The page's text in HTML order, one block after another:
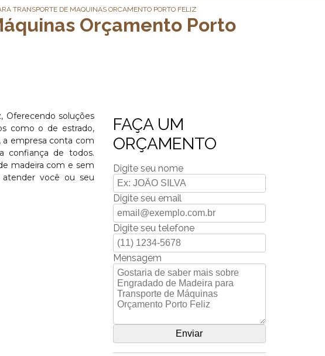
TRANSPORTE DE MAQUINAS ORCAMENTO PORTO FELIZ
Orçamento Porto
Oferecendo soluções
como o de estrado,
a empresa conta com
confiança de todos.
madeira com e sem
atender você ou seu
FAÇA UM
ORÇAMENTO
Digite seu nome
Digite seu email
Digite seu telefone
Mensagem